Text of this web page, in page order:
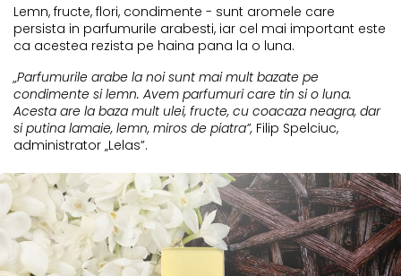
Lemn, fructe, flori, condimente - sunt aromele care
persista in parfumurile arabesti, iar cel mai important este
ca acestea rezista pe haina pana la o luna.
„Parfumurile arabe la noi sunt mai mult bazate pe
condimente si lemn. Avem parfumuri care tin si o luna.
Acesta are la baza mult ulei, fructe, cu coacaza neagra, dar
si putina lamaie, lemn, miros de piatra”, Filip Spelciuc,
administrator „Lelas”.